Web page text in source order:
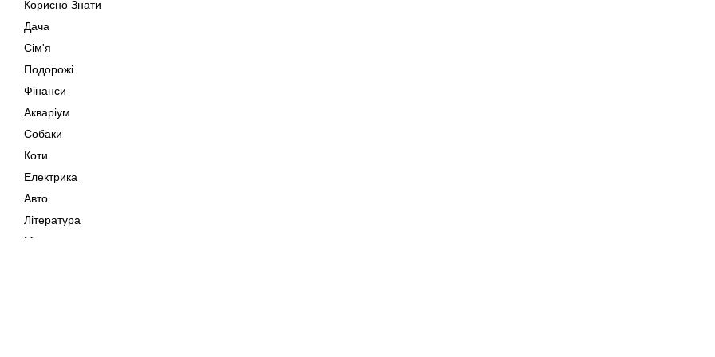
Корисно Знати
Дача
Сім'я
Подорожі
Фінанси
Акваріум
Собаки
Коти
Електрика
Авто
Література
Музика